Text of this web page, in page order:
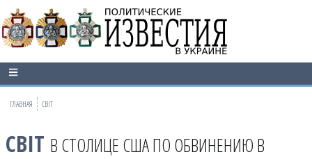
ГЛАВНАЯ СВІТ
СВІТ В СТОЛИЦЕ США ПО ОБВИНЕНИЮ В